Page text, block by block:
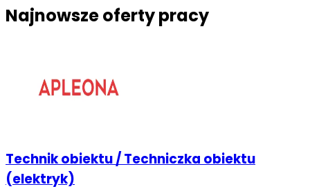
Najnowsze oferty pracy
Technik obiektu / Techniczka obiektu
(elektryk)